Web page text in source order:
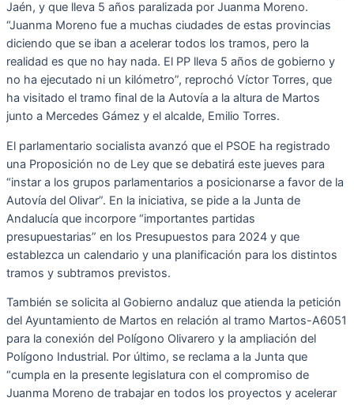
Jaén, y que lleva 5 años paralizada por Juanma Moreno.
“Juanma Moreno fue a muchas ciudades de estas provincias
diciendo que se iban a acelerar todos los tramos, pero la
realidad es que no hay nada. El PP lleva 5 años de gobierno y
no ha ejecutado ni un kilómetro”, reprochó Víctor Torres, que
ha visitado el tramo final de la Autovía a la altura de Martos
junto a Mercedes Gámez y el alcalde, Emilio Torres.
El parlamentario socialista avanzó que el PSOE ha registrado
una Proposición no de Ley que se debatirá este jueves para
“instar a los grupos parlamentarios a posicionarse a favor de la
Autovía del Olivar”. En la iniciativa, se pide a la Junta de
Andalucía que incorpore “importantes partidas
presupuestarias” en los Presupuestos para 2024 y que
establezca un calendario y una planificación para los distintos
tramos y subtramos previstos.
También se solicita al Gobierno andaluz que atienda la petición
del Ayuntamiento de Martos en relación al tramo Martos-A6051
para la conexión del Polígono Olivarero y la ampliación del
Polígono Industrial. Por último, se reclama a la Junta que
“cumpla en la presente legislatura con el compromiso de
Juanma Moreno de trabajar en todos los proyectos y acelerar